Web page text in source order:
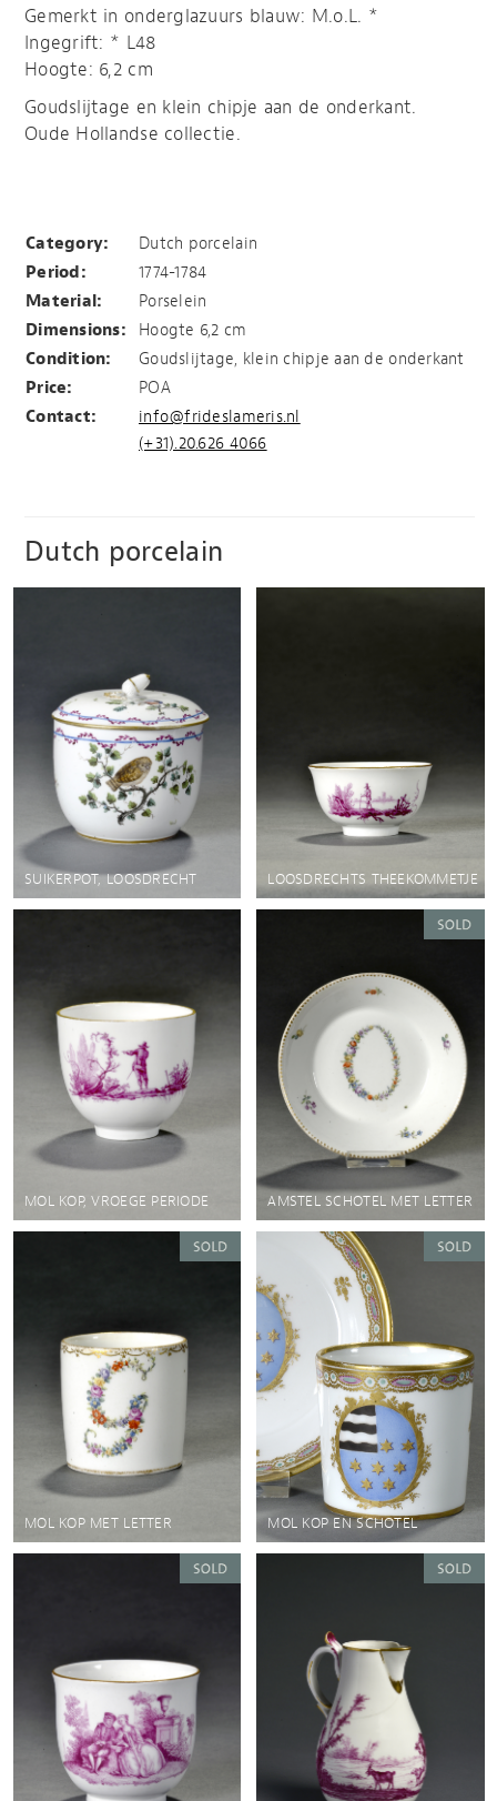
Gemerkt in onderglazuurs blauw: M.o.L. *
Ingegrift: * L48
Hoogte: 6,2 cm
Goudslijtage en klein chipje aan de onderkant.
Oude Hollandse collectie.
Category:
Dutch porcelain
Period:
1774-1784
Material:
Porselein
Dimensions:
Hoogte 6,2 cm
Condition:
Goudslijtage, klein chipje aan de onderkant
Price:
POA
Contact:
info@frideslameris.nl
(+31).20.626 4066
Dutch porcelain
SUIKERPOT, LOOSDRECHT LOOSDRECHTS THEEKOMMETJE
MOL KOP, VROEGE PERIODE AMSTEL SCHOTEL MET LETTER
MOL KOP MET LETTER MOL KOP EN SCHOTEL